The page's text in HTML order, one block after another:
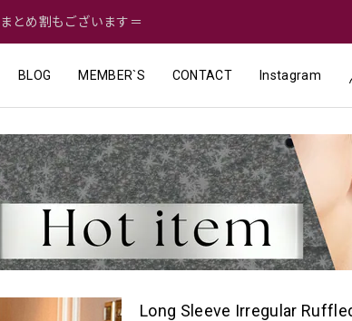
とめ割もございます＝
BLOG MEMBER`S CONTACT Instagram
Long Sleeve Irregular